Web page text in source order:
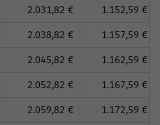
2.031,82 € 1.152,59 €
2.038,82 € 1.157,59 €
2.045,82 € 1.162,59 €
2.052,82 € 1.167,59 €
2.059,82 € 1.172,59 €